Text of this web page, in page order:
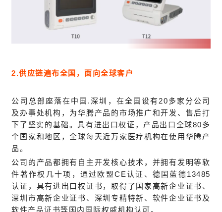
2.供应链遍布全国，面向全球客户
公司总部座落在中国.深圳，在全国设有20多家分公司
及办事处机构，为华腾产品的市场推广和开发、售后打
下了坚实的基础。具有进出口权证，产品出口全球80多
个国家和地区，全球每天近万家医疗机构在使用华腾产
品。
公司的产品都拥有自主开发核心技术，并拥有发明等软
件著作权几十项，通过欧盟CE认证、德国蓝德13485
认证，具有进出口权证书，取得了国家高新企业证书、
深圳市高新企业证书、深圳专精特新、软件企业证书及
软件产品证书等国内国际权威机构认可。